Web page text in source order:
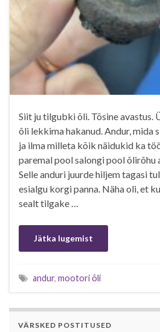
Siit ju tilgubki õli. Tõsine avastus.
õli lekkima hakanud. Andur, mida
ja ilma milleta kõik näidukid ka
paremal pool salongi pool õlirõhu
Selle anduri juurde hiljem tagasi
esialgu korgi panna. Näha oli, et
sealt tilgake …
Jätka lugemist
andur, mootori õli
VÄRSKED POSTITUSED